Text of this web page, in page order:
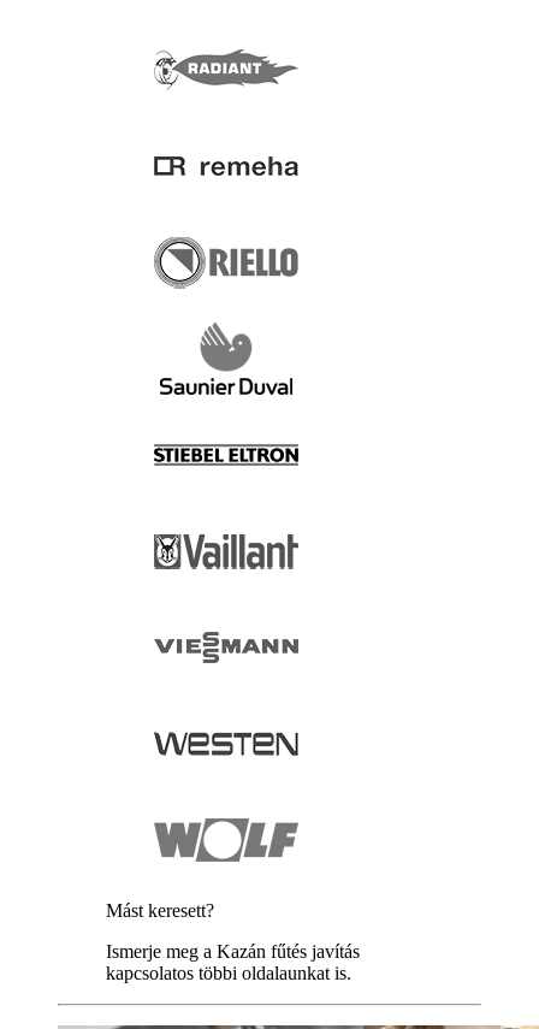
Mást keresett?
Ismerje meg a Kazán fűtés javítás
kapcsolatos többi oldalaunkat is.